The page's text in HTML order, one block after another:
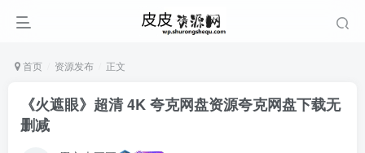
首页 资源发布 正文
《火遮眼》超清 4K 夸克网盘资源夸克网盘下载无
删减